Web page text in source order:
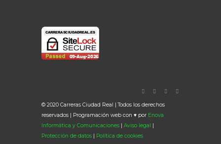
© 2020 Carreras Ciudad Real | Todos los derechos
reservados | Programación web con ♥ por Enova
Informática y Comunicaciones
Aviso legal
Protección de datos
Política de cookies